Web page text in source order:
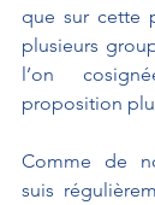
que sur cette
plusieurs
l’on
proposition
Comme de
suis